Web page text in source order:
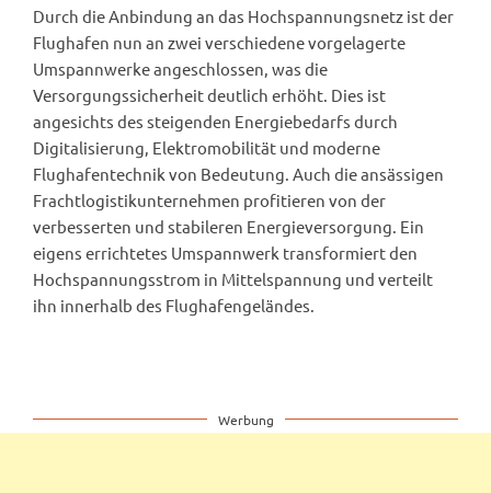
Durch die Anbindung an das Hochspannungsnetz ist der
Flughafen nun an zwei verschiedene vorgelagerte
Umspannwerke angeschlossen, was die
Versorgungssicherheit deutlich erhöht. Dies ist
angesichts des steigenden Energiebedarfs durch
Digitalisierung, Elektromobilität und moderne
Flughafentechnik von Bedeutung. Auch die ansässigen
Frachtlogistikunternehmen profitieren von der
verbesserten und stabileren Energieversorgung. Ein
eigens errichtetes Umspannwerk transformiert den
Hochspannungsstrom in Mittelspannung und verteilt
ihn innerhalb des Flughafengeländes.
Werbung